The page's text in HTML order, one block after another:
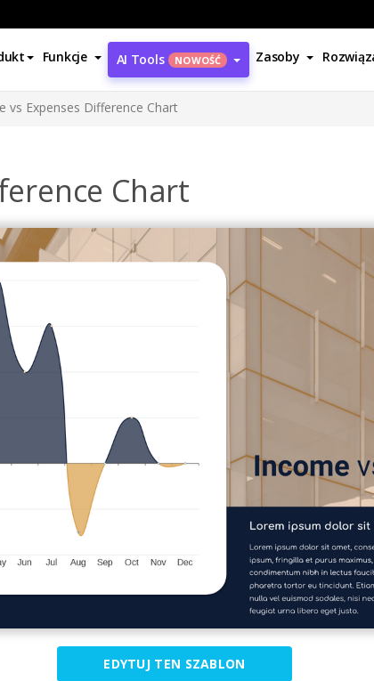
Funkcje AI Tools NOWOŚĆ Zasoby
vs Expenses Difference Chart
Chart
EDYTUJ TEN SZABLON